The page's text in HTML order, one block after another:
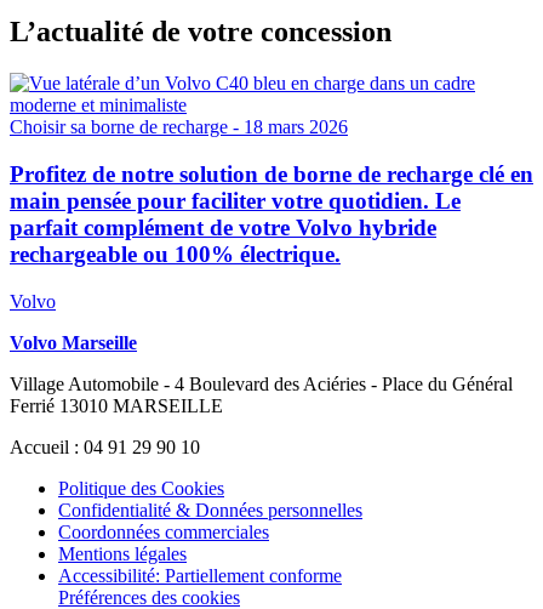
L’actualité de votre concession
Choisir sa borne de recharge - 18 mars 2026
Profitez de notre solution de borne de recharge clé en
main pensée pour faciliter votre quotidien. Le
parfait complément de votre Volvo hybride
rechargeable ou 100% électrique.
Volvo
Volvo Marseille
Village Automobile - 4 Boulevard des Aciéries - Place du Général
Ferrié 13010 MARSEILLE
Accueil : 04 91 29 90 10
Politique des Cookies
Confidentialité & Données personnelles
Coordonnées commerciales
Mentions légales
Accessibilité: Partiellement conforme
Préférences des cookies